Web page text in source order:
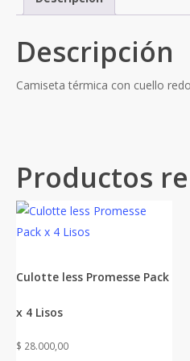
Descripción
Camiseta térmica con cuello
Productos
Culotte less Promesse Pack
x 4 Lisos
$ 28.000,00